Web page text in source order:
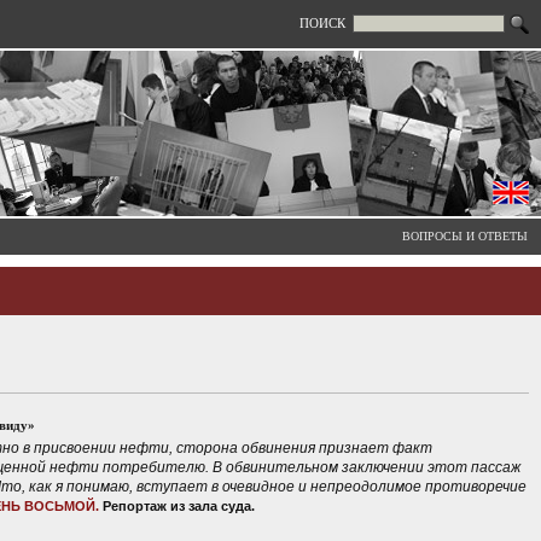
ПОИСК
ВОПРОСЫ И ОТВЕТЫ
в присвоении нефти, сторона обвинения признает факт
нефти потребителю. В обвинительном заключении этот пассаж
как я понимаю, вступает в очевидное и непреодолимое противоречие
ВОСЬМОЙ. Репортаж из зала суда.